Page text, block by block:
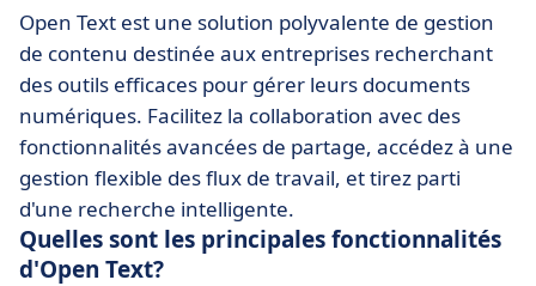
Open Text est une solution polyvalente de gestion
de contenu destinée aux entreprises recherchant
des outils efficaces pour gérer leurs documents
numériques. Facilitez la collaboration avec des
fonctionnalités avancées de partage, accédez à une
gestion flexible des flux de travail, et tirez parti
d'une recherche intelligente.
Quelles sont les principales fonctionnalités
d'Open Text?